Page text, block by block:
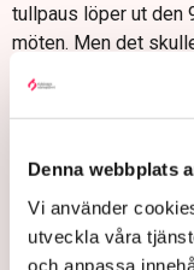
Denna webbplats
Vi använder
utveckla våra
och anpassa
tullpaus löper ut den
möten. Men det
vecka, säger Gill.
EU-kommissionen
medlemsländerna i